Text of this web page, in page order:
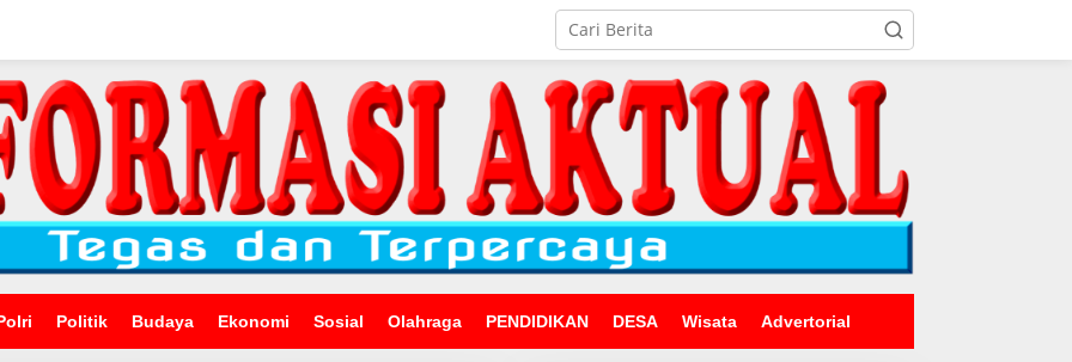
Politik Budaya Ekonomi Sosial Olahraga PENDIDIKAN DESA Wisata Advertorial